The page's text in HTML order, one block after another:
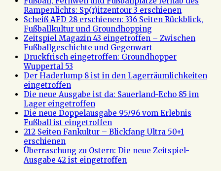
Rampenlichts: Sp(r)itzentour 3 erschienen
Scheiß AFD 28 erschienen: 336 Seiten Rückblick,
Fußballkultur und Groundhopping
Zeitspiel Magazin 43 eingetroffen – Zwischen
Fußballgeschichte und Gegenwart
Druckfrisch eingetroffen: Groundhopper
Wuppertal 53
Der Haderlump 8 ist in den Lagerräumlichkeiten
eingetroffen
Die neue Ausgabe ist da: Sauerland-Echo 85 im
Lager eingetroffen
Die neue Doppelausgabe 95/96 vom Erlebnis
Fußball ist eingetroffen
212 Seiten Fankultur – Blickfang Ultra 50+1
erschienen
Überraschung zu Ostern: Die neue Zeitspiel-
Ausgabe 42 ist eingetroffen